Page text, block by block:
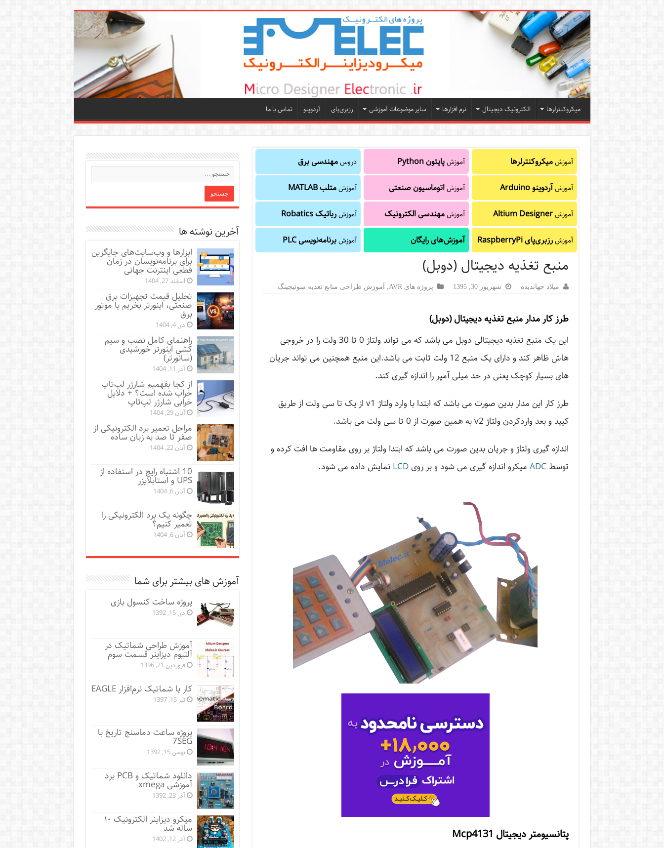
میکروکنترلرها الکترونیک دیجیتال نرم افزارها سایر موضوعات آموزشی رزبری‌پای آردوینو تماس با ما
آموزشمیکروکنترلرها
آموزشآردوینو Arduino
آموزشAltium Designer
آموزشرزبری‌پای RaspberryPi
آموزشپایتون Python
آموزشاتوماسیون صنعتی
آموزشمهندسی الکترونیک
آموزش‌های رایگان
دروسمهندسی برق
آموزشمتلب MATLAB
آموزشرباتیک Robatics
آموزشبرنامه‌نویسی PLC
منبع تغذیه دیجیتال (دوبل)
میلاد جهاندیده شهریور 30, 1395 پروژه های AVR ,آموزش طراحی منابع تغذیه سوئیچینگ
طرز کار مدار منبع تغذیه دیجیتال (دوبل)
این یک منبع تغذیه دیجیتالی دوبل می باشد که می تواند ولتاژ 0 تا 30 ولت را در خروجی
هاش ظاهر کند و دارای یک منبع 12 ولت ثابت می باشد.این منبع همچنین می تواند جریان
های بسیار کوچک یعنی در حد میلی آمپر را اندازه گیری کند.
طرز کار این مدار بدین صورت می باشد که ابتدا با وارد ولتاژ v1 از یک تا سی ولت از طریق
کیپد و بعد واردکردن ولتاژ v2 به همین صورت از 0 تا سی ولت می باشد.
اندازه گیری ولتاژ و جریان بدین صورت می باشد که ابتدا ولتاژ بر روی مقاومت ها افت کرده و
توسط ADC میکرو اندازه گیری می شود و بر رویLCD نمایش داده می شود.
پتانسیومتر دیجیتال Mcp4131
آخرین نوشته ها
ابزارها و وب‌سایت‌های جایگزین
برای برنامه‌نویسان در زمان
قطعی اینترنت جهانی
اسفند 27, 1404
تحلیل قیمت تجهیزات برق
صنعتی، اینورتر بخریم یا موتور
برق
دی 4, 1404
راهنمای کامل نصب و سیم
کشی اینورتر خورشیدی
(سانورتر)
آذر 11, 1404
از کجا بفهمیم شارژر لپ‌تاپ
خراب شده است؟ + دلایل
خرابی شارژر لپ‌تاپ
آبان 29, 1404
مراحل تعمیر برد الکترونیکی از
صفر تا صد به زبان ساده
آبان 22, 1404
10 اشتباه رایج در استفاده از
UPS و استابلایزر
آبان 6, 1404
چگونه یک برد الکترونیکی را
تعمیر کنیم؟
آبان 6, 1404
آموزش های بیشتر برای شما
پروژه ساخت کنسول بازی
دی 15, 1392
آموزش طراحی شماتیک در
آلتیوم دیزاینر قسمت سوم
فروردین 21, 1396
کار با شماتیک نرم‌افزار EAGLE
تیر 15, 1397
پروژه ساعت دماسنج تاریخ با
7SEG
بهمن 15, 1392
دانلود شماتیک و PCB برد
آموزشی xmega
آذر 23, 1392
میکرو دیزاینر الکترونیک ۱۰
ساله شد
آذر 12, 1402